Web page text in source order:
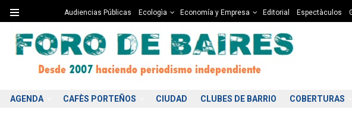
Audiencias Públicas Ecologìa Economía y Empresa Editorial Espectàculos
AGENDA CAFÈS PORTEÑOS CIUDAD CLUBES DE BARRIO COBERTURAS